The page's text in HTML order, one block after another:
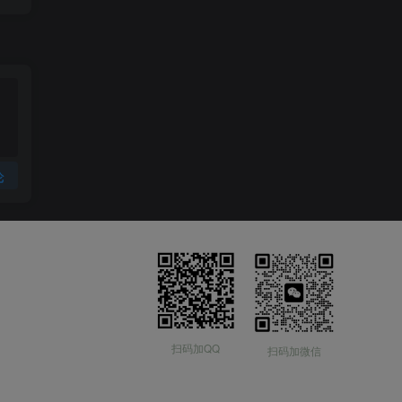
扫码加QQ 扫码加微信